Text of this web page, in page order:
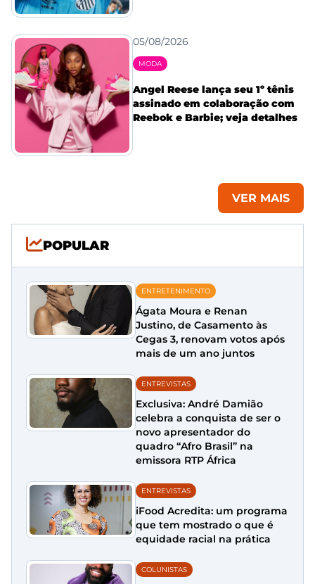
05/08/2026
MODA
Angel Reese lança seu 1º tênis
assinado em colaboração com
Reebok e Barbie; veja detalhes
VER MAIS
POPULAR
ENTRETENIMENTO
Ágata Moura e Renan
Justino, de Casamento às
Cegas 3, renovam votos após
mais de um ano juntos
ENTREVISTAS
Exclusiva: André Damião
celebra a conquista de ser o
novo apresentador do
quadro “Afro Brasil” na
emissora RTP África
ENTREVISTAS
iFood Acredita: um programa
que tem mostrado o que é
equidade racial na prática
COLUNISTAS